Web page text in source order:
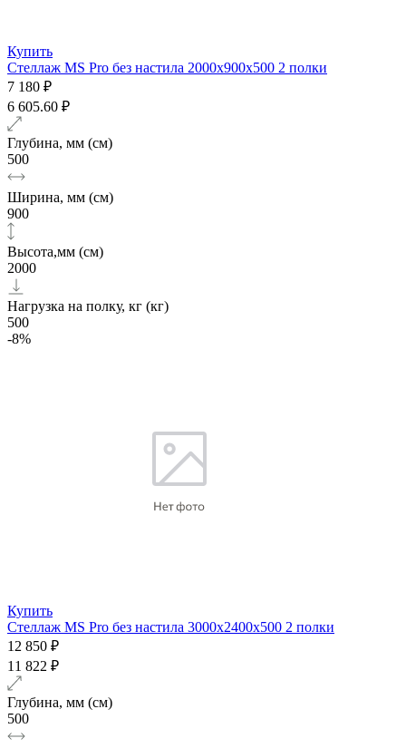
Купить
Стеллаж MS Pro без настила 2000х900x500 2 полки
7 180 ₽
6 605.60 ₽
Глубина, мм (см)
500
Ширина, мм (см)
900
Высота,мм (см)
2000
Нагрузка на полку, кг (кг)
500
-8%
Купить
Стеллаж MS Pro без настила 3000х2400x500 2 полки
12 850 ₽
11 822 ₽
Глубина, мм (см)
500